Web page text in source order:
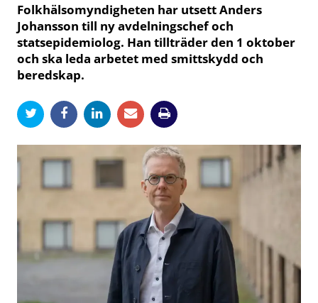
Folkhälsomyndigheten har utsett Anders
Johansson till ny avdelningschef och
statsepidemiolog. Han tillträder den 1 oktober
och ska leda arbetet med smittskydd och
beredskap.